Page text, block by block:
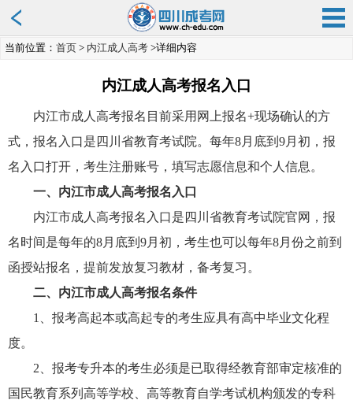
当前位置： 首页 > 内江成人高考 >详细内容
内江成人高考报名入口
内江市成人高考报名目前采用网上报名+现场确认的方
式，报名入口是四川省教育考试院。每年8月底到9月初，报
名入口打开，考生注册账号，填写志愿信息和个人信息。
一、内江市成人高考报名入口
内江市成人高考报名入口是四川省教育考试院官网，报
名时间是每年的8月底到9月初，考生也可以每年8月份之前到
函授站报名，提前发放复习教材，备考复习。
二、内江市成人高考报名条件
1、报考高起本或高起专的考生应具有高中毕业文化程
度。
2、报考专升本的考生必须是已取得经教育部审定核准的
国民教育系列高等学校、高等教育自学考试机构颁发的专科